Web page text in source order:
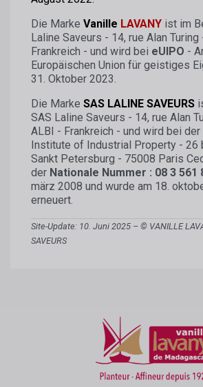
Die Marke Vanille LAVANY ist im
Laline Saveurs - 14, rue Alan
Frankreich - und wird bei eUIPO -
Europäischen Union für geistiges
31. Oktober 2023.
Die Marke SAS LALINE SAVEURS
SAS Laline Saveurs - 14, rue Alan
ALBI - Frankreich - und wird bei der
Institute of Industrial Property - 26
Sankt Petersburg - 75008 Paris
der Nationale Nummer : 08 3 561
märz 2008 und wurde am 18.
erneuert.
Site-Update: 10. Juni 2025 – © VANILLE
SAVEURS